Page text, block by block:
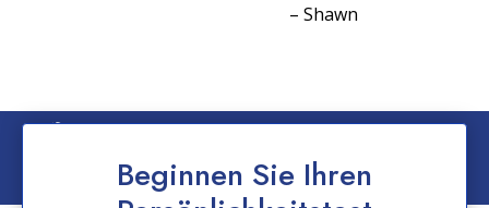
Beginnen Sie Ihren
– Shawn
Erklärung